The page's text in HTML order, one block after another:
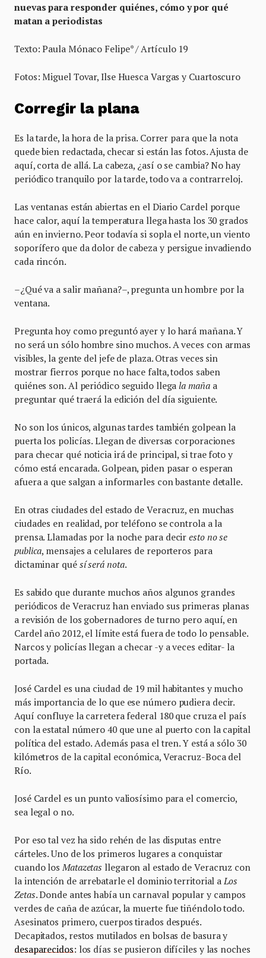
nuevas para responder quiénes, cómo y por qué
matan a periodistas
Texto: Paula Mónaco Felipe* / Artículo 19
Fotos: Miguel Tovar, Ilse Huesca Vargas y Cuartoscuro
Corregir la plana
Es la tarde, la hora de la prisa. Correr para que la nota
quede bien redactada, checar si están las fotos. Ajusta de
aquí, corta de allá. La cabeza, ¿así o se cambia? No hay
periódico tranquilo por la tarde, todo va a contrarreloj.
Las ventanas están abiertas en el Diario Cardel porque
hace calor, aquí la temperatura llega hasta los 30 grados
aún en invierno. Peor todavía si sopla el norte, un viento
soporífero que da dolor de cabeza y persigue invadiendo
cada rincón.
–¿Qué va a salir mañana?–, pregunta un hombre por la
ventana.
Pregunta hoy como preguntó ayer y lo hará mañana. Y
no será un sólo hombre sino muchos. A veces con armas
visibles, la gente del jefe de plaza. Otras veces sin
mostrar fierros porque no hace falta, todos saben
quiénes son. Al periódico seguido llegala mañaa
preguntar qué traerá la edición del día siguiente.
No son los únicos, algunas tardes también golpean la
puerta los policías. Llegan de diversas corporaciones
para checar qué noticia irá de principal, si trae foto y
cómo está encarada. Golpean, piden pasar o esperan
afuera a que salgan a informarles con bastante detalle.
En otras ciudades del estado de Veracruz, en muchas
ciudades en realidad, por teléfono se controla a la
prensa. Llamadas por la noche para deciresto no se
publica, mensajes a celulares de reporteros para
dictaminar quésí será nota.
Es sabido que durante muchos años algunos grandes
periódicos de Veracruz han enviado sus primeras planas
a revisión de los gobernadores de turno pero aquí, en
Cardel año 2012, el límite está fuera de todo lo pensable.
Narcos y policías llegan a checar -y a veces editar- la
portada.
José Cardel es una ciudad de 19 mil habitantes y mucho
más importancia de lo que ese número pudiera decir.
Aquí confluye la carretera federal 180 que cruza el país
con la estatal número 40 que une al puerto con la capital
política del estado. Además pasa el tren. Y está a sólo 30
kilómetros de la capital económica, Veracruz-Boca del
Río.
José Cardel es un punto valiosísimo para el comercio,
sea legal o no.
Por eso tal vez ha sido rehén de las disputas entre
cárteles. Uno de los primeros lugares a conquistar
cuando losMatazetas llegaron al estado de Veracruz con
la intención de arrebatarle el dominio territorial aLos
Zetas. Donde antes había un carnaval popular y campos
verdes de caña de azúcar, la muerte fue tiñéndolo todo.
Asesinatos primero, cuerpos tirados después.
Decapitados, restos mutilados en bolsas de basura y
desaparecidos: los días se pusieron difíciles y las noches